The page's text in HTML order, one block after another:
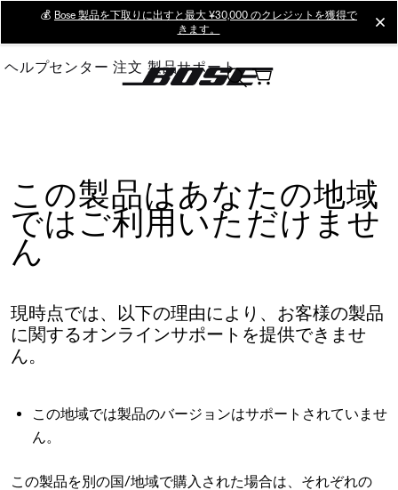
Main
💰 Bose 製品を下取りに出すと最大 ¥30,000 のクレジットを獲得で
きます。
ヘルプセンター 注文 製品サポート
この製品はあなたの地域
ではご利用いただけませ
ん
現時点では、以下の理由により、お客様の製品
に関するオンラインサポートを提供できませ
ん。
この地域では製品のバージョンはサポートされていませ
ん。
この製品を別の国/地域で購入された場合は、それぞれの